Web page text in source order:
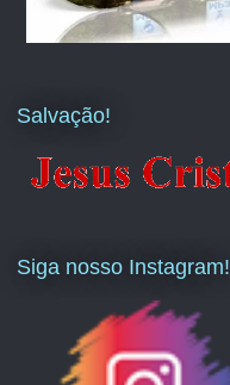
Salvação!
Siga nosso Instagram!